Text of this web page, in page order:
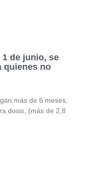
de junio, se
quienes no
más de 6 meses,
dosis, (más de 2,8